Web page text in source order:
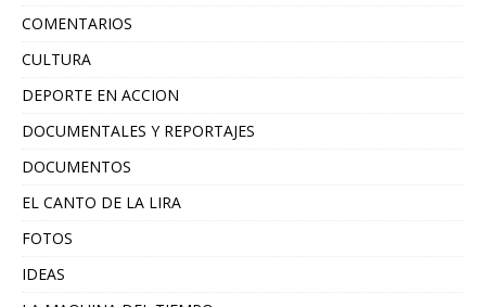
COMENTARIOS
CULTURA
DEPORTE EN ACCION
DOCUMENTALES Y REPORTAJES
DOCUMENTOS
EL CANTO DE LA LIRA
FOTOS
IDEAS